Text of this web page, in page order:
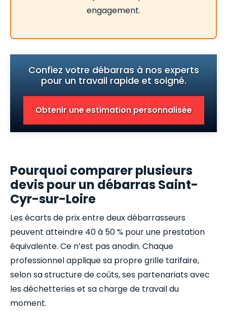
engagement.
Confiez votre débarras à nos experts
pour un travail rapide et soigné.
Obtenir une estimation personnalisée
Pourquoi comparer plusieurs
devis pour un débarras Saint-
Cyr-sur-Loire
Les écarts de prix entre deux débarrasseurs
peuvent atteindre 40 à 50 % pour une prestation
équivalente. Ce n’est pas anodin. Chaque
professionnel applique sa propre grille tarifaire,
selon sa structure de coûts, ses partenariats avec
les déchetteries et sa charge de travail du
moment.